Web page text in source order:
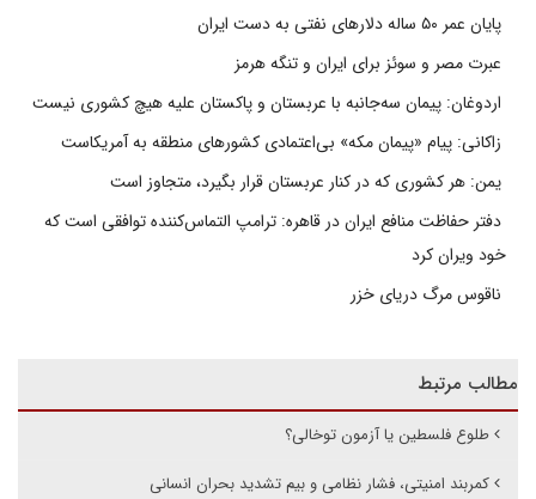
پایان عمر ۵۰ ساله دلارهای نفتی به دست ایران
عبرت مصر و سوئز برای ایران و تنگه هرمز
اردوغان: پیمان سه‌جانبه با عربستان و پاکستان علیه هیچ کشوری نیست
زاکانی: پیام «پیمان مکه» بی‌اعتمادی کشورهای منطقه به آمریکاست
یمن: هر کشوری که در کنار عربستان قرار بگیرد، متجاوز است
دفتر حفاظت منافع ایران در قاهره: ترامپ التماس‌کننده توافقی است که
خود ویران کرد
ناقوس مرگ دریای خزر
مطالب مرتبط
طلوع فلسطین یا آزمون توخالی؟
کمربند امنیتی، فشار نظامی و بیم تشدید بحران انسانی